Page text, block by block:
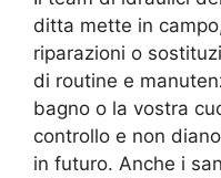
ditta mette in
riparazioni o
di routine e
bagno o la vostra
controllo e non
in futuro. Anche i